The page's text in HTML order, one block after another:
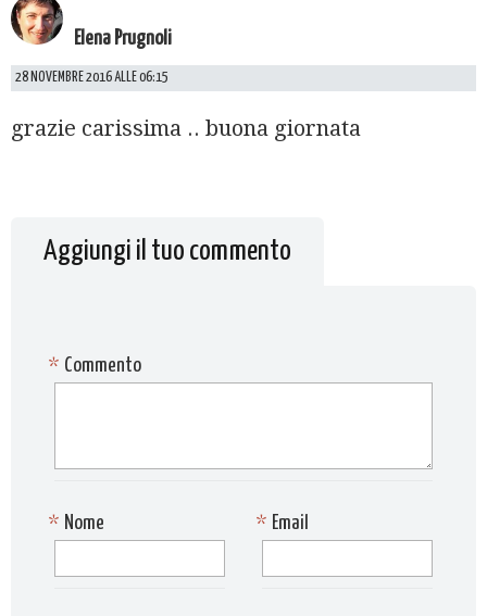
Elena Prugnoli
28 NOVEMBRE 2016 ALLE 06:15
grazie carissima .. buona giornata
Aggiungi il tuo commento
Commento
*
Nome
* Email
*